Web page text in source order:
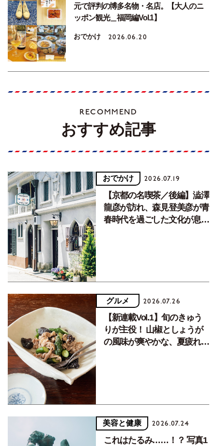
元で評判の博多名物・名店。【大人のニ
ッポン観光＿福岡編Vol.1】
おでかけ 2026.06.20
RECOMMEND
おすすめ記事
おでかけ 2026.07.19
【京都の名喫茶／後編】澁澤
龍彦が訪れ、森見登美彦が青
春時代を過ごした文化が息づ
グルメ 2026.07.26
【新連載Vol.1】旬のきゅう
りが主役！ 山椒としょうが
の風味が爽やかな、夏疲れを
美容と健康 2026.07.24
これはたるみ……！？ 写真1